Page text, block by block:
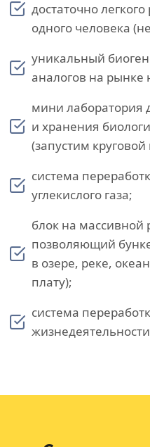
достаточно
одного человека
уникальный
аналогов на рынке
мини лаборатория
и хранения
(запустим круговой
система
углекислого газа;
блок на массивной
позволяющий
в озере, реке,
плату);
система